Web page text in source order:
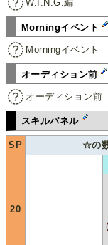
W.I.N.G.編
Morningイベント
Morningイベント
オーディション前
オーディション前
スキルパネル
SP ☆の
20